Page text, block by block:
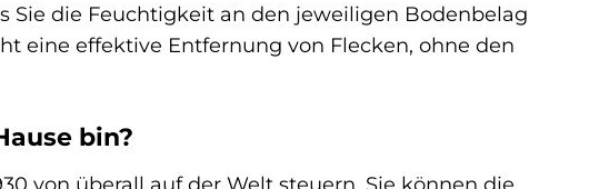
Sie die Feuchtigkeit an den jeweiligen Bodenbelag
eine effektive Entfernung von Flecken, ohne den
bin?
von überall auf der Welt steuern. Sie können die